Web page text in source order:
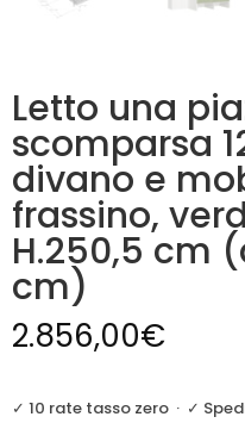
Letto una
scomparsa
divano e
frassino,
H.250,5 cm
cm)
2.856,00€
✓ 10 rate tasso zero · ✓